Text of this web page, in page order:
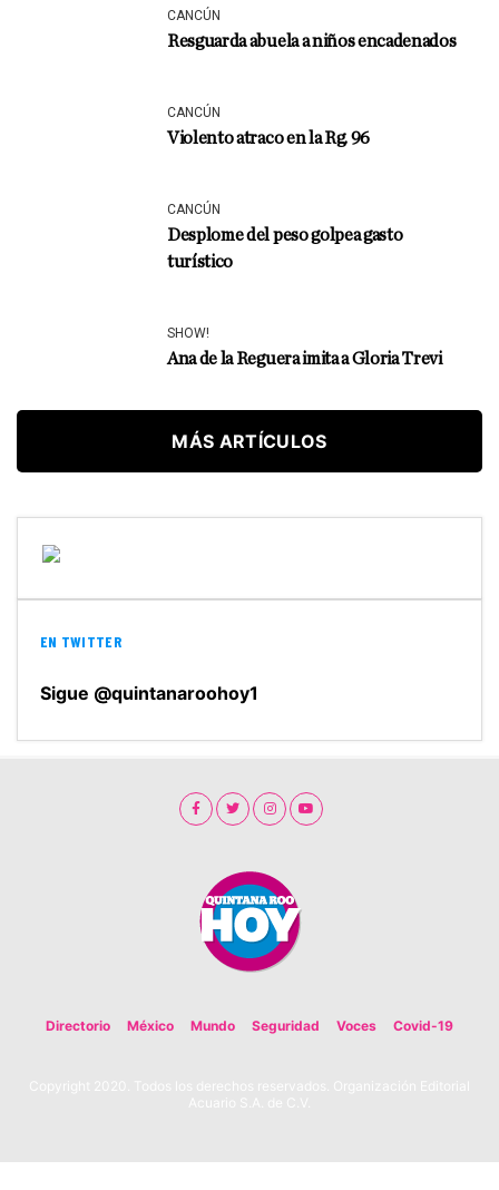
CANCÚN
Resguarda abuela a niños encadenados
CANCÚN
Violento atraco en la Rg. 96
CANCÚN
Desplome del peso golpea gasto
turístico
SHOW!
Ana de la Reguera imita a Gloria Trevi
MÁS ARTÍCULOS
EN TWITTER
Sigue @quintanaroohoy1
Directorio México Mundo Seguridad Voces Covid-19